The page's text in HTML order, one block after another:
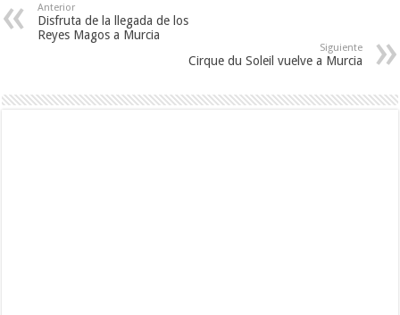
Anterior
Disfruta de la llegada de los
Reyes Magos a Murcia
Siguiente
Cirque du Soleil vuelve a Murcia